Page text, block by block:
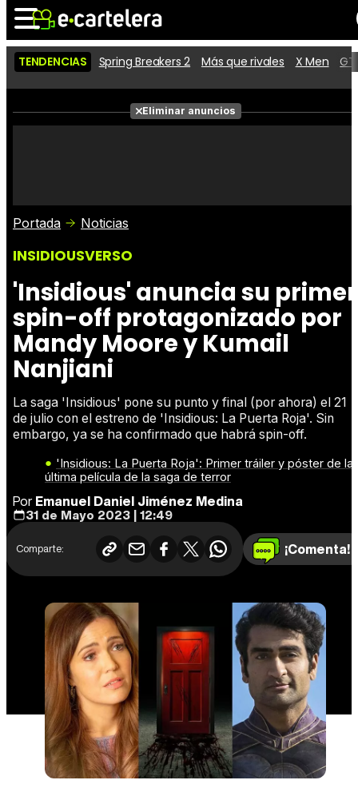
Noticias Cartelera
Películas
Críticas
TENDENCIAS Spring Breakers 2 Más que rivales X Men
Eliminar anuncios
Portada Noticias
INSIDIOUSVERSO
'Insidious' anuncia su primer
spin-off protagonizado por
Mandy Moore y Kumail
Nanjiani
La saga 'Insidious' pone su punto y final (por ahora) el 21
de julio con el estreno de 'Insidious: La Puerta Roja'. Sin
embargo, ya se ha confirmado que habrá spin-off.
'Insidious: La Puerta Roja': Primer tráiler y póster de la
última película de la saga de terror
PorEmanuel Daniel Jiménez Medina
31 de Mayo 2023 | 12:49
Comparte: ¡Comenta!